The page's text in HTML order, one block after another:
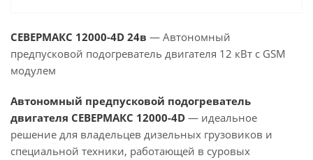
СЕВЕРМАКС 12000-4D 24в — Автономный
предпусковой подогреватель двигателя 12 кВт с GSM
модулем
Автономный предпусковой подогреватель
двигателя СЕВЕРМАКС 12000-4D — идеальное
решение для владельцев дизельных грузовиков и
специальной техники, работающей в суровых